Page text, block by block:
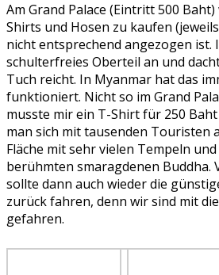
Am Grand Palace (Eintritt 500
Shirts und Hosen zu kaufen
nicht entsprechend angezogen ist.
schulterfreies Oberteil an und
Tuch reicht. In Myanmar hat das
funktioniert. Nicht so im Grand
musste mir ein T-Shirt für 250
man sich mit tausenden Touristen
Fläche mit sehr vielen Tempeln
berühmten smaragdenen Buddha.
sollte dann auch wieder die
zurück fahren, denn wir sind mit
gefahren.